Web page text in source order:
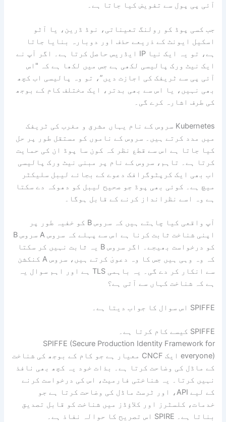
آئی پی پول سے تفویض کیا جاتا ہے۔
جب کسی پوڈ کو رولنگ تعیناتی، نوڈ ڈرین، یا آٹو
اسکیل ایونٹ کے ذریعے حذف اور دوبارہ بنایا جاتا
ہے، تو یہ ایک نیا IP ایڈریس حاصل کرتا ہے۔ اگر آپ نے
ایک نیٹ ورک پالیسی لکھی ہے جس میں لکھا ہے کہ "اس
آئی پی سے ٹریفک کی اجازت دیں”، تو وہ پالیسی اب کچھ
بھی نہیں، یا اس سے بھی بدتر، ایک مختلف کام کے بوجھ
کی طرف اشارہ کرے گی۔
Kubernetes سروس کے نام یہاں مشرق و مغرب کی ٹریفک
میں مدد کرتے ہیں۔ سروس کے ناموں کو مستقل طور پر حل
کیا جاتا ہے اس سے قطع نظر کہ کون سا پوڈ ان کی حمایت
کرتا ہے۔ تاہم، سروس کے نام پر مبنی نیٹ ورک پالیسی
اب بھی ایک کرپٹوگرافک دعوے کے بجائے لیبل سلیکٹر
میچ ہے۔ کوئی بھی پوڈ جو صحیح لیبل کو دھوکہ دے سکتا
ہے وہ اسے نظرانداز کرنے کے قابل ہوگا۔
آپ واقعی کیا چاہتے ہیں کہ سروس B کو خفیہ طور پر
اپنی شناخت ثابت کرنا ہے اس سے پہلے کہ سروس A سروس B
کو درخواست بھیجے۔ اگر سروس B یہ ثابت نہیں کر سکتا
کہ وہ وہی ہیں جس کا وہ دعویٰ کرتے ہیں، سروس A کنکشن
سے انکار کر دے گی۔ یہ باہمی TLS ہے اور اہم سوال یہ
ہے کہ شناخت کہاں سے آتی ہے؟
SPIFFE اس سوال کا جواب دیتا ہے۔
SPIFFE کیسے کام کرتا ہے۔
SPIFFE (Secure Production Identity Framework for
everyone) ایک CNCF معیار ہے جو کام کے بوجھ کی شناخت
کے ماڈل کی وضاحت کرتا ہے۔ بذات خود یہ کچھ بھی نافذ
نہیں کرتا۔ یہ شناختی فارمیٹ، اس کی درخواست کرنے
کے لیے API، اور ٹرسٹ ماڈل کی وضاحت کرتا ہے جو
خدمات، کلسٹرز اور کلاؤڈز میں شناخت کو قابل تصدیق
بناتا ہے۔ SPIRE اس تصریح کا حوالہ نفاذ ہے۔